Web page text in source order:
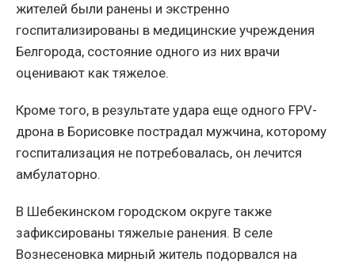
жителей были ранены и экстренно
госпитализированы в медицинские учреждения
Белгорода, состояние одного из них врачи
оценивают как тяжелое.
Кроме того, в результате удара еще одного FPV-
дрона в Борисовке пострадал мужчина, которому
госпитализация не потребовалась, он лечится
амбулаторно.
В Шебекинском городском округе также
зафиксированы тяжелые ранения. В селе
Вознесеновка мирный житель подорвался на